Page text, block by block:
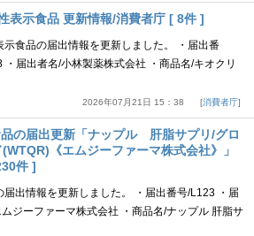
表示食品 更新情報/消費者庁 [ 8件 ]
示食品の届出情報を更新しました。 ・届出番
届出者名/小林製薬株式会社 ・商品名/キオクリ
2026年07月21日 15：38 消費者庁
の届出更新「ナップル 肝脂サプリ/グロ
《エムジーファーマ株式会社》」
件 ]
出情報を更新しました。 ・届出番号/L123 ・届
ジーファーマ株式会社 ・商品名/ナップル 肝脂サ